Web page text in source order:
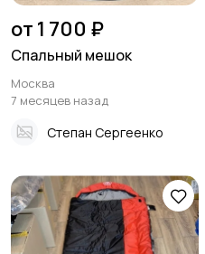
от 1 700 ₽
Спальный мешок
Москва
7 месяцев назад
Степан Сергеенко